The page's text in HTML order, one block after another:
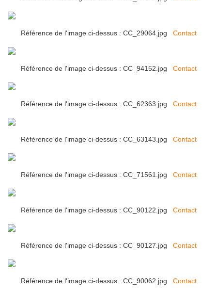
Référence de l'image ci-dessus : CC_29064.jpg Contact
Référence de l'image ci-dessus : CC_94152.jpg Contact
Référence de l'image ci-dessus : CC_62363.jpg Contact
Référence de l'image ci-dessus : CC_63143.jpg Contact
Référence de l'image ci-dessus : CC_71561.jpg Contact
Référence de l'image ci-dessus : CC_90122.jpg Contact
Référence de l'image ci-dessus : CC_90127.jpg Contact
Référence de l'image ci-dessus : CC_90062.jpg Contact